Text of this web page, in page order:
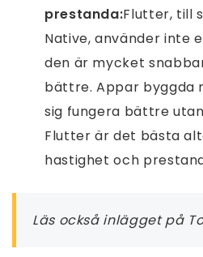
prestanda:Flutter, till
Native, använder inte
den är mycket
bättre. Appar byggda
sig fungera bättre
Flutter är det bästa
hastighet och
Läs också inlägget på